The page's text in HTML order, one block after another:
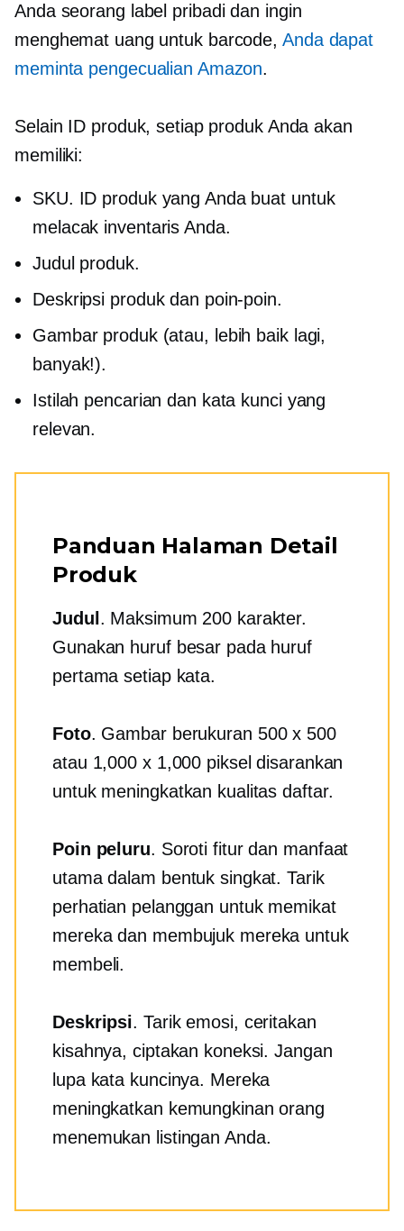
Anda seorang label pribadidan ingin
menghemat uang untuk barcode, Anda dapat
meminta pengecualian Amazon.
Selain ID produk, setiap produk Anda akan
memiliki:
SKU. ID produk yang Anda buat untuk
melacak inventaris Anda.
Judul produk.
Deskripsi produk dan poin-poin.
Gambar produk (atau, lebih baik lagi,
banyak!).
Istilah pencarian dan kata kunci yang
relevan.
Panduan Halaman Detail
Produk
Judul . Maksimum 200 karakter.
Gunakan huruf besar pada huruf
pertama setiap kata.
Foto. Gambar berukuran 500 x 500
atau 1,000 x 1,000 piksel disarankan
untuk meningkatkan kualitas daftar.
Poin peluru. Soroti fitur dan manfaat
utama dalam bentuk singkat. Tarik
perhatian pelanggan untuk memikat
mereka dan membujuk mereka untuk
membeli.
Deskripsi. Tarik emosi, ceritakan
kisahnya, ciptakan koneksi. Jangan
lupa kata kuncinya. Mereka
meningkatkan kemungkinan orang
menemukan listingan Anda.